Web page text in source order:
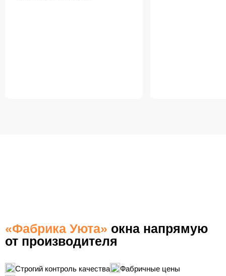
«Фабрика Уюта» окна напрямую
от производителя
Строгий контроль качества
Фабричные цены